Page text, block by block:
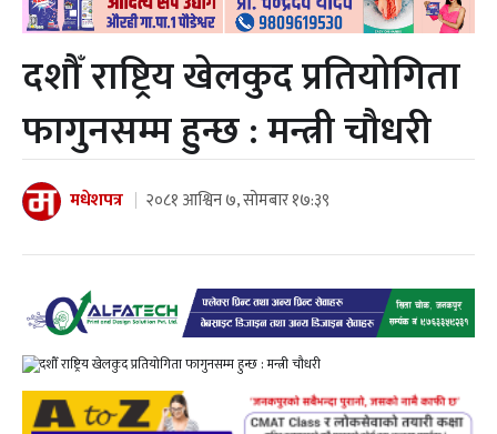
दशौँ राष्ट्रिय खेलकुद प्रतियोगिता
फागुनसम्म हुन्छ : मन्त्री चौधरी
मधेशपत्र २०८१ आश्विन ७, सोमबार १७:३९